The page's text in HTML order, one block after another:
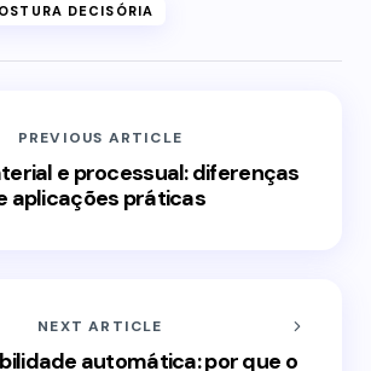
DECISÓRIA
PREVIOUS ARTICLE
e processual: diferenças
aplicações práticas
NEXT ARTICLE
automática: por que o